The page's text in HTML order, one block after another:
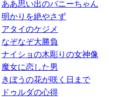
ああ思い出のバニーちゃん
明かりを絶やさず
アタイのケジメ
なぞなぞ大勝負
ナイショの木彫りの女神像
魔女に恋した男
きぼうの花が咲く日まで
ドゥルダの心得